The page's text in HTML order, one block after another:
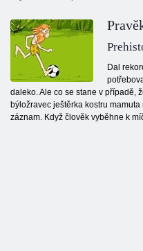
Dal
daleko. Ale co se stane v případě,
býložravec ještěrka kostru
záznam. Když člověk vyběhne k